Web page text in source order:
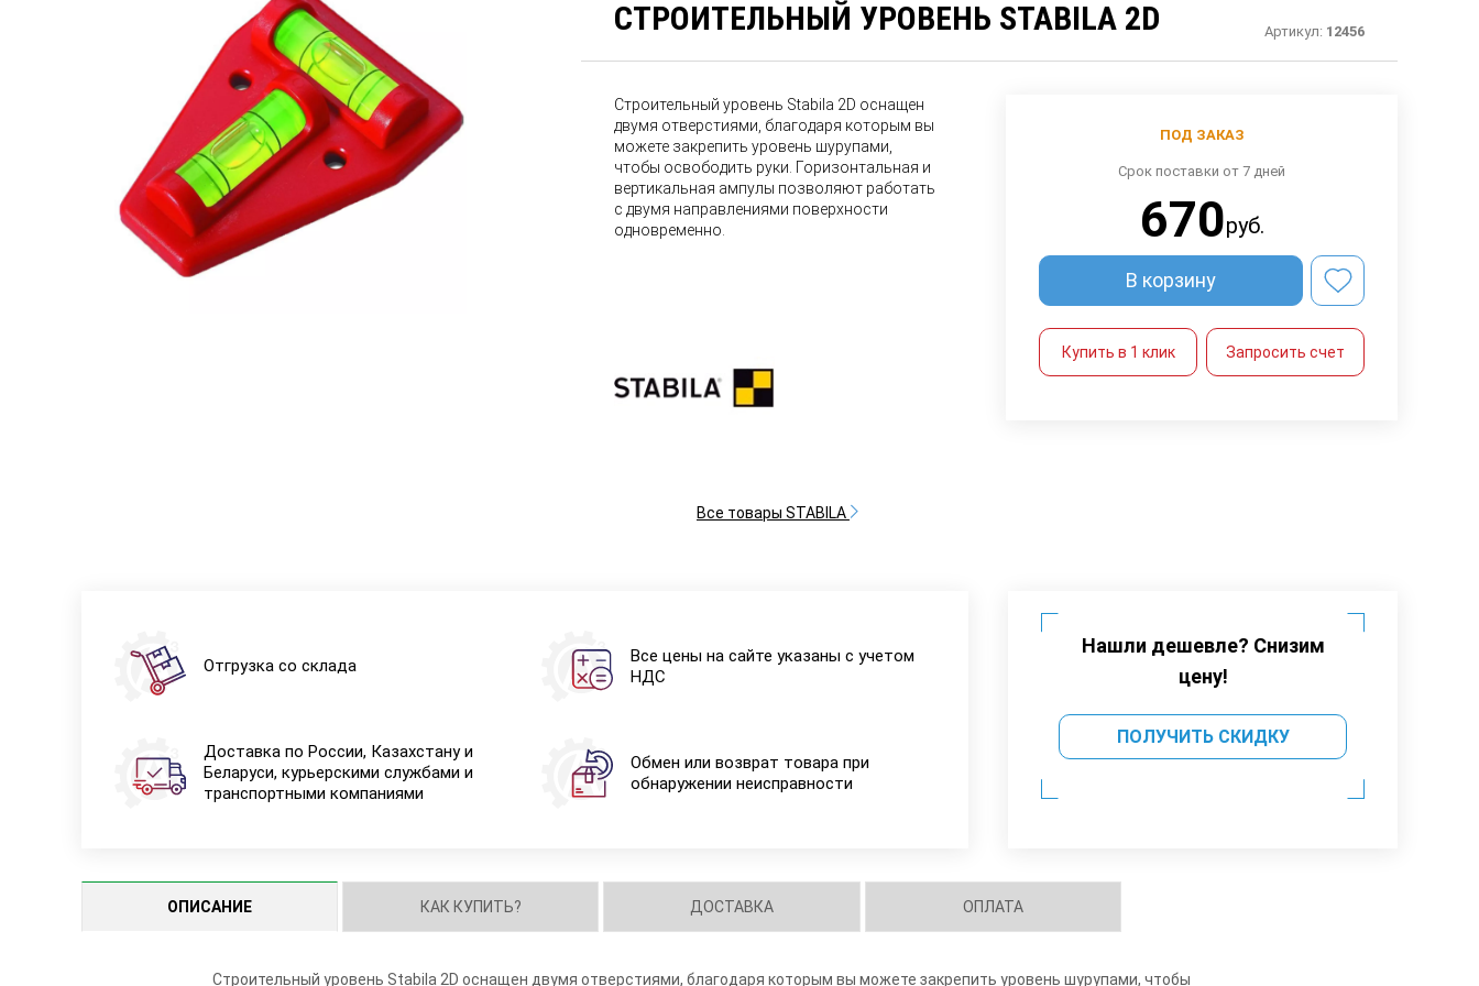
СТРОИТЕЛЬНЫЙ УРОВЕНЬ STABILA 2D Артикул: 12456
Строительный уровень Stabila 2D оснащен
двумя отверстиями, благодаря которым вы
можете закрепить уровень шурупами,
чтобы освободить руки. Горизонтальная и
вертикальная ампулы позволяют работать
с двумя направлениями поверхности
одновременно.
Все товары STABILA
ПОД ЗАКАЗ
Срок поставки от 7 дней
670руб.
В корзину
Купить в 1 клик Запросить счет
Отгрузка со склада
Все цены на сайте указаны с учетом
НДС
Доставка по России, Казахстану и
Беларуси, курьерскими службами и
транспортными компаниями
Обмен или возврат товара при
обнаружении неисправности
Нашли дешевле? Снизим
цену!
ПОЛУЧИТЬ СКИДКУ
ОПИСАНИЕ КАК КУПИТЬ? ДОСТАВКА ОПЛАТА
Строительный уровень Stabila 2D оснащен двумя отверстиями, благодаря которым вы можете закрепить уровень шурупами, чтобы